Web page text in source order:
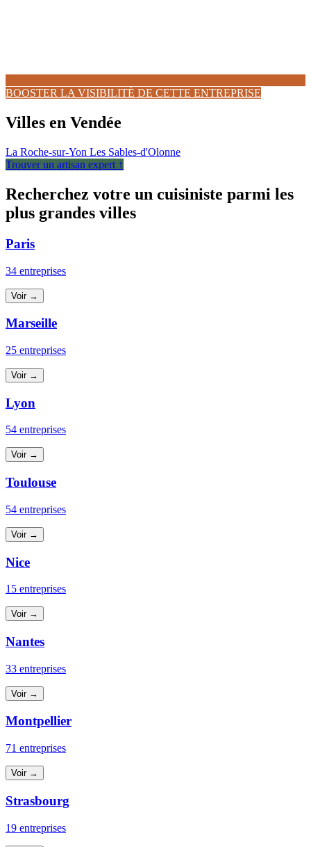
BOOSTER LA VISIBILITÉ DE CETTE ENTREPRISE
Villes en Vendée
La Roche-sur-Yon Les Sables-d'Olonne
Trouver un artisan expert ↑
Recherchez votre un cuisiniste parmi les
plus grandes villes
Paris
34 entreprises
Voir →
Marseille
25 entreprises
Voir →
Lyon
54 entreprises
Voir →
Toulouse
54 entreprises
Voir →
Nice
15 entreprises
Voir →
Nantes
33 entreprises
Voir →
Montpellier
71 entreprises
Voir →
Strasbourg
19 entreprises